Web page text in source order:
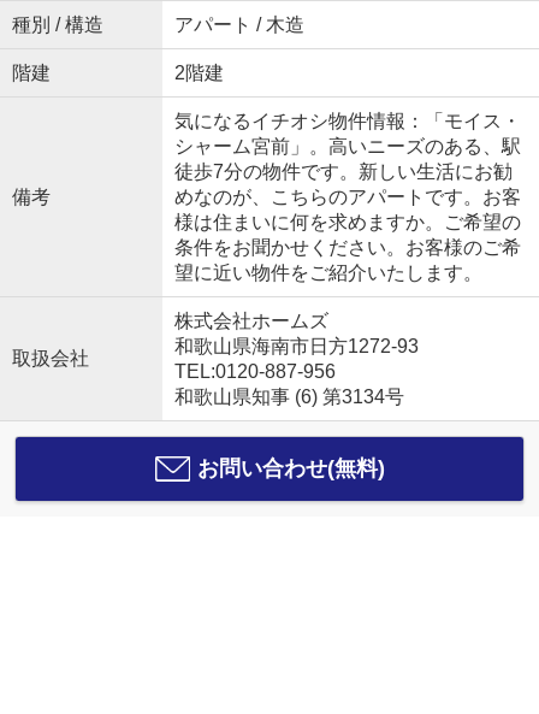
種別 / 構造 アパート / 木造
階建 2階建
備考
気になるイチオシ物件情報：「モイス・
シャーム宮前」。高いニーズのある、駅
徒歩7分の物件です。新しい生活にお勧
めなのが、こちらのアパートです。お客
様は住まいに何を求めますか。ご希望の
条件をお聞かせください。お客様のご希
望に近い物件をご紹介いたします。
取扱会社
株式会社ホームズ
和歌山県海南市日方1272-93
TEL:0120-887-956
和歌山県知事 (6) 第3134号
お問い合わせ(無料)